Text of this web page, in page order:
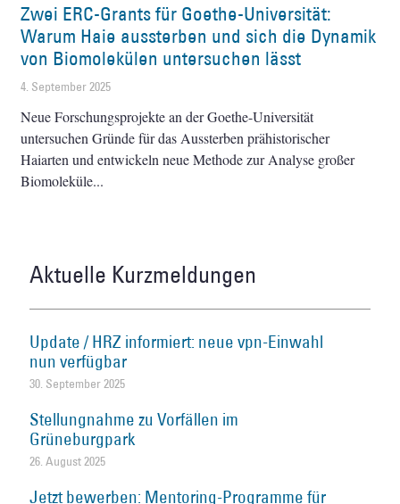
Zwei ERC-Grants für Goethe-Universität:
Warum Haie aussterben und sich die Dynamik
von Biomolekülen untersuchen lässt
4. September 2025
Neue Forschungsprojekte an der Goethe-Universität
untersuchen Gründe für das Aussterben prähistorischer
Haiarten und entwickeln neue Methode zur Analyse großer
Biomoleküle
Aktuelle Kurzmeldungen
Update / HRZ informiert: neue vpn-Einwahl
nun verfügbar
30. September 2025
Stellungnahme zu Vorfällen im
Grüneburgpark
26. August 2025
Jetzt bewerben: Mentoring-Programme für